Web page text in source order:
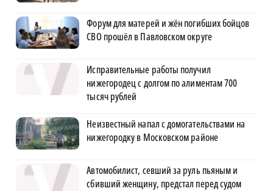
Форум для матерей и жён погибших бойцов
СВО прошёл в Павловском округе
Исправительные работы получил
нижегородец с долгом по алиментам 700
тысяч рублей
Неизвестный напал с домогательствами на
нижегородку в Московском районе
Автомобилист, севший за руль пьяным и
сбивший женщину, предстал перед судом